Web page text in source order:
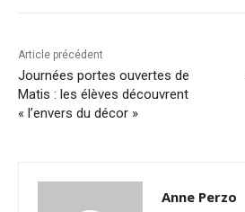
Article précédent
Journées portes ouvertes de
Matis : les élèves découvrent
« l’envers du décor »
Anne Perzo